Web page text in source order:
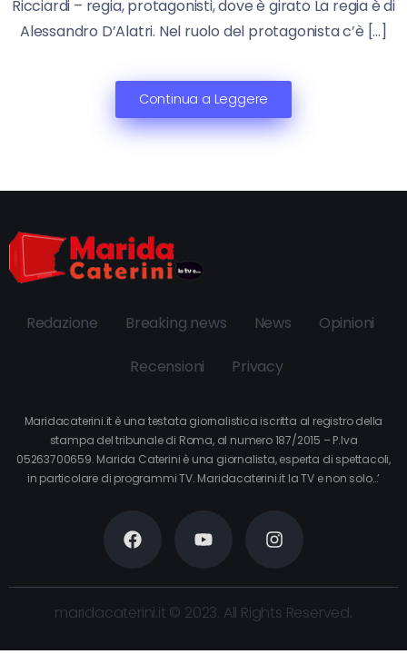
Ricciardi – regia, protagonisti, dove è girato La regia è di
Alessandro D’Alatri. Nel ruolo del protagonista c’è […]
Continua a Leggere
Redazione Breaking news News Opinioni
Recensioni Privacy
Maridacaterini.it è una testata giornalistica iscritta al registro della
stampa del tribunale di Roma, al numero 187/2015 – P.Iva
05263700659. Marida Caterini è una giornalista, esperta di spettacoli,
in particolare di programmi TV. Maridacaterini.it la TV e non solo…’
maridacaterini.it © 2023. All Rights Reserved.